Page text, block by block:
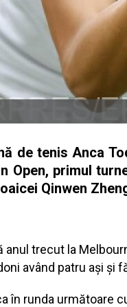
de tenis Anca
Open, primul
Qinwen
anul trecut la
având patru ași și
în runda următoare